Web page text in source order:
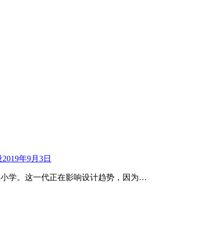
2019年9月3日
小学。这一代正在影响设计趋势，因为…